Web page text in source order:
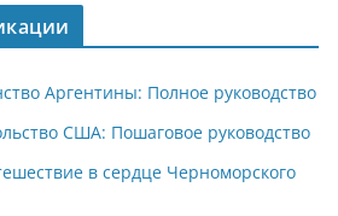
Аргентины: Полное руководство
США: Пошаговое руководство
в сердце Черноморского